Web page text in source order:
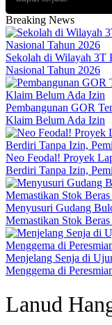
Breaking News
Sekolah di Wilayah 3T
Nasional Tahun 2026
Pembangunan GOR
Klaim Belum Ada Izin
Neo Feodal! Proyek
Berdiri Tanpa Izin,
Menyusuri Gudang
Memastikan Stok
Menjelang Senja di
Menggema di
Lanud